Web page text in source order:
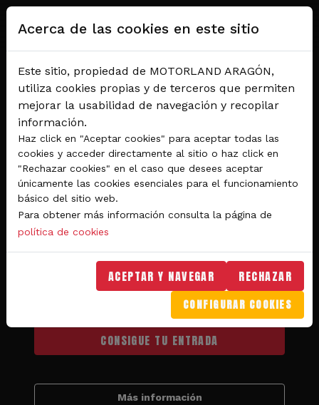
Pasar al contenido principal
Del 28 al 30 de agosto 2026
Circuito de velocidad
GRAN PREMIO
MICHELIN® DE ARAGÓN
DE MOTOGP™ 2026
CONSIGUE TU ENTRADA
Más información
Acerca de las cookies en este sitio
Este sitio, propiedad de MOTORLAND ARAGÓN,
utiliza cookies propias y de terceros que permiten
mejorar la usabilidad de navegación y recopilar
información.
Haz click en "Aceptar cookies" para aceptar todas las
cookies y acceder directamente al sitio o haz click en
"Rechazar cookies" en el caso que desees aceptar
únicamente las cookies esenciales para el funcionamiento
básico del sitio web.
Para obtener más información consulta la página de
política de cookies
ACEPTAR Y NAVEGAR RECHAZAR
CONFIGURAR COOKIES